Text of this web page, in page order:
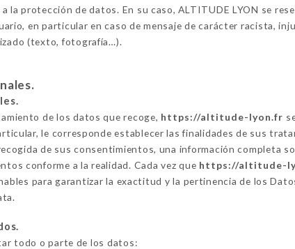
la protección de datos. En su caso, ALTITUDE LYON se
en particular en caso de mensaje de carácter racista,
(texto, fotografía…).
de los datos que recoge, https://altitude-lyon.fr
le corresponde establecer las finalidades de sus
de sus consentimientos, una información completa
conforme a la realidad. Cada vez que https://altitude-
para garantizar la exactitud y la pertinencia de los
todo o parte de los datos: